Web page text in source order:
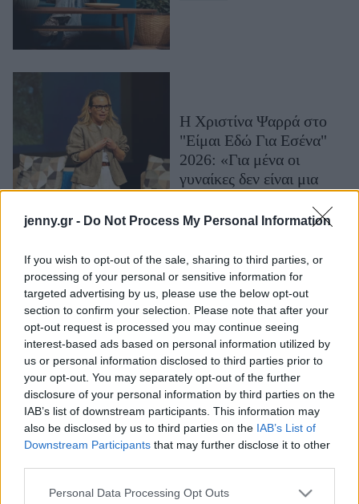
jenny.gr - Do Not Process My Personal Information
If you wish to opt-out of the sale, sharing to third parties, or
processing of your personal or sensitive information for
targeted advertising by us, please use the below opt-out
section to confirm your selection. Please note that after your
opt-out request is processed you may continue seeing
interest-based ads based on personal information utilized by
us or personal information disclosed to third parties prior to
your opt-out. You may separately opt-out of the further
disclosure of your personal information by third parties on the
IAB’s list of downstream participants. This information may
also be disclosed by us to third parties on the IAB’s List of
Downstream Participants that may further disclose it to other
Please note that this website/app uses one or more Google
Personal Data Processing Opt Outs
Σχέσεις & Σεξ
Fitness
Woman Power
Working Girl
Real Women
Πρόσωπα
Celebrities
Who
True Stories
Ask the Guru
Success Stories
Ζώδια
Living
Deco
Cooking
Η Χριστίνα Ψαρρά στο
"Είμαι Εδώ Για Εσένα"
2026: «Για μένα οι
γυναίκες δεν είναι μια
ομάδα η οποία δέχεται
Λίλα Μπακλέση και
Νατάσα Εξηνταβελώνη
στο “Είμαι Εδώ Για
Εσένα” 2026: “Μας
ενώνει ο κοινός τρόπος
που αντιλαμβανόμαστε
τις αξίες της ζωής”